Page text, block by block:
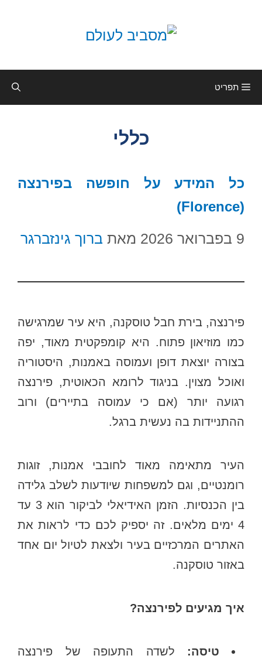
תפריט
כללי
כל המידע על חופשה בפירנצה
מאתברוך גינזברגר
פירנצה, בירת חבל טוסקנה, היא עיר שמרגישה
כמו מוזיאון פתוח. היא קומפקטית מאוד, יפה
בצורה יוצאת דופן ועמוסה באמנות, היסטוריה
ואוכל מצוין. בניגוד לרומא הכאוטית, פירנצה
רגועה יותר (אם כי עמוסה בתיירים) ורוב
ההתניידות בה נעשית ברגל.
העיר מתאימה מאוד לחובבי אמנות, זוגות
רומנטיים, וגם למשפחות שיודעות לשלב גלידה
בין הכנסיות. הזמן האידיאלי לביקור הוא 3 עד
4 ימים מלאים. זה יספיק לכם כדי לראות את
האתרים המרכזיים בעיר ולצאת לטיול יום אחד
באזור טוסקנה.
איך מגיעים לפירנצה?
טיסה:לשדה התעופה של פירנצה